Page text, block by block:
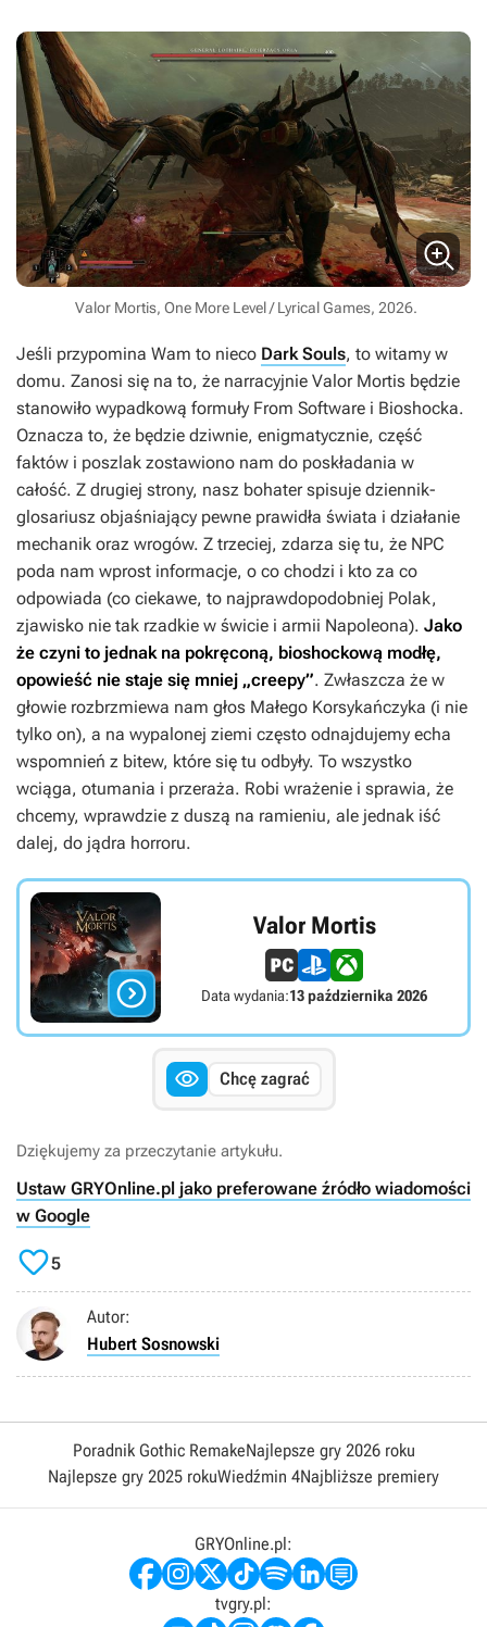
Valor Mortis, One More Level / Lyrical Games, 2026.
Jeśli przypomina Wam to nieco Dark Souls, to witamy w
domu. Zanosi się na to, że narracyjnie Valor Mortis będzie
stanowiło wypadkową formuły From Software i Bioshocka.
Oznacza to, że będzie dziwnie, enigmatycznie, część
faktów i poszlak zostawiono nam do poskładania w
całość. Z drugiej strony, nasz bohater spisuje dziennik-
glosariusz objaśniający pewne prawidła świata i działanie
mechanik oraz wrogów. Z trzeciej, zdarza się tu, że NPC
poda nam wprost informacje, o co chodzi i kto za co
odpowiada (co ciekawe, to najprawdopodobniej Polak,
zjawisko nie tak rzadkie w świcie i armii Napoleona). Jako
że czyni to jednak na pokręconą, bioshockową modłę,
opowieść nie staje się mniej „creepy”. Zwłaszcza że w
głowie rozbrzmiewa nam głos Małego Korsykańczyka (i nie
tylko on), a na wypalonej ziemi często odnajdujemy echa
wspomnień z bitew, które się tu odbyły. To wszystko
wciąga, otumania i przeraża. Robi wrażenie i sprawia, że
chcemy, wprawdzie z duszą na ramieniu, ale jednak iść
dalej, do jądra horroru.

Valor Mortis
Data wydania:13 października 2026
 Chcę zagrać
Dziękujemy za przeczytanie artykułu.
Ustaw GRYOnline.pl jako preferowane źródło wiadomości
w Google
5
Autor:
Hubert Sosnowski
Poradnik Gothic RemakeNajlepsze gry 2026 roku
Najlepsze gry 2025 rokuWiedźmin 4Najbliższe premiery
GRYOnline.pl:
tvgry.pl: